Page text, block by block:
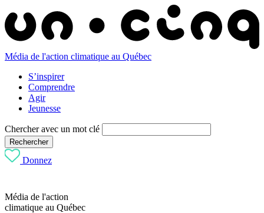
Média de l'action climatique au Québec
S’inspirer
Comprendre
Agir
Jeunesse
Chercher avec un mot clé
Rechercher
Donnez
Média de l'action
climatique au Québec